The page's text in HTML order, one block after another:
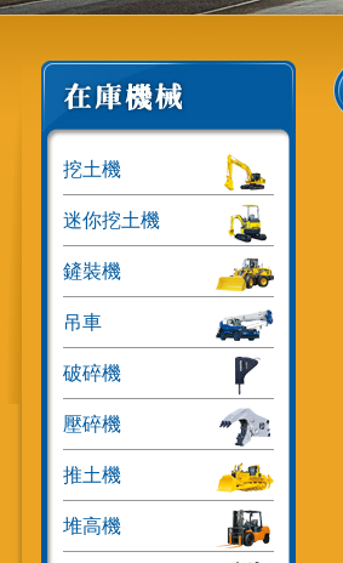
挖土機
迷你挖土機
鏟裝機
吊車
破碎機
壓碎機
推土機
堆高機